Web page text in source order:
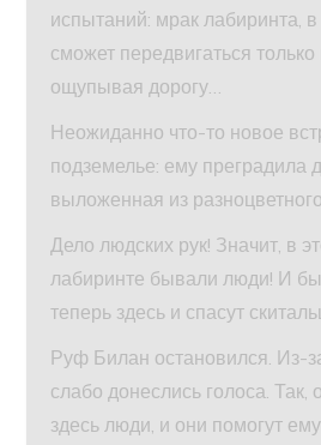
испытаний: мрак лабиринта,
сможет передвигаться только
ощупывая дорогу…
Неожиданно что-то новое
подземелье: ему преградила
выложенная из
Дело людских рук! Значит, в
лабиринте бывали люди! И
теперь здесь и спасут
Руф Билан остановился. Из-
слабо донеслись голоса. Так,
здесь люди, и они помогут